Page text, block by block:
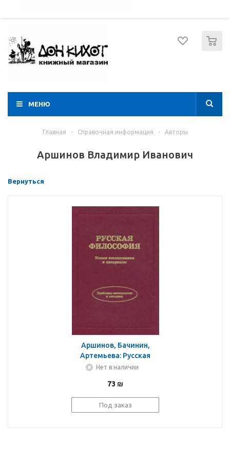
МЕНЮ
Главная - Справочная информация - Авторы
Аршинов Владимир Иванович
Вернуться
Аршинов, Бачинин,
Артемьева: Русская
философия. Новые
материалы
Нет в наличии
73 ₪
Под заказ